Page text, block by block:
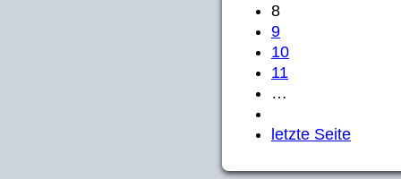
8
9
10
11
…
letzte Seite